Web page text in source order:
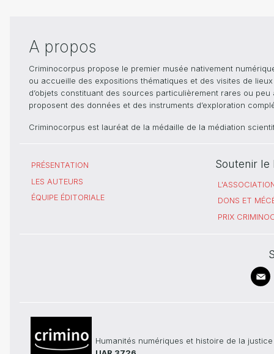
A propos
Criminocorpus propose le premier musée nativement
ou accueille des expositions thématiques et des visites de
d’objets constituant des sources particulièrement rares ou
proposent des données et des instruments d’exploration
Criminocorpus est lauréat de la médaille de la médiation
PRÉSENTATION
LES AUTEURS
ÉQUIPE ÉDITORIALE
Soutenir le
DONS ET
PRIX
Humanités numériques et histoire de la justice